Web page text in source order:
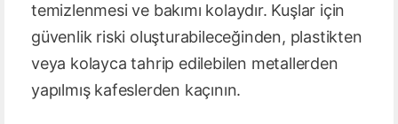
temizlenmesi ve bakımı kolaydır. Kuşlar için
güvenlik riski oluşturabileceğinden, plastikten
veya kolayca tahrip edilebilen metallerden
yapılmış kafeslerden kaçının.